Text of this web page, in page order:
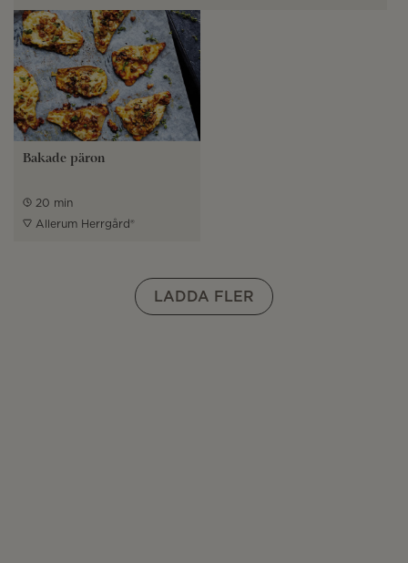
Bakade päron
20 min
Allerum Herrgård®
LADDA FLER